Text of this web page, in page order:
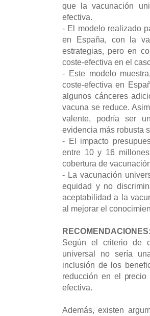
que la vacunación
efectiva.
- El modelo realizado
en España, con la
estrategias, pero en
coste-efectiva en el
- Este modelo
coste-efectiva en
algunos cánceres
vacuna se reduce.
valente, podría ser
evidencia más robusta
- El impacto
entre 10 y 16
cobertura de
- La vacunación
equidad y no
aceptabilidad a la
al mejorar el
RECOMENDACIONES:
Según el criterio de
universal no sería
inclusión de los
reducción en el
efectiva.
Además, existen